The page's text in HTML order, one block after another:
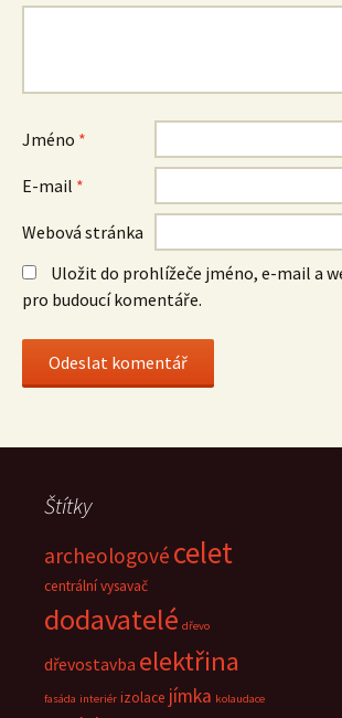
Jméno *
E-mail *
Webová stránka
Uložit do prohlížeče jméno, e-mail a
pro budoucí komentáře.
Štítky
archeologové celet
centrální vysavač
dodavatelé dřevo
dřevostavba elektřina
fasáda interiér izolace jímka kolaudace